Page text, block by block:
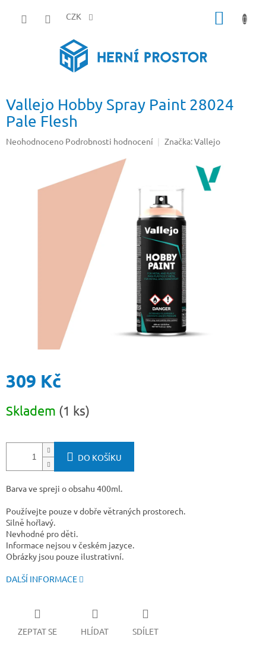
CZK
Vallejo Hobby Spray Paint 28024
Pale Flesh
Průměrné
Neohodnoceno Podrobnosti hodnocení Značka:Vallejo
309 Kč
cena:
Skladem (1 ks)
DO KOŠÍKU
Barva ve spreji o obsahu 400ml.
Používejte pouze v dobře větraných prostorech.
Silně hořlavý.
Nevhodné pro děti.
Informace nejsou v českém jazyce.
Obrázky jsou pouze ilustrativní.
DALŠÍ INFORMACE
ZEPTAT SE HLÍDAT SDÍLET